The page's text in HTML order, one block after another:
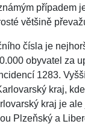
případem
většině
čísla je
obyvatel za
1283.
kraj,
kraj je
Plzeňský a